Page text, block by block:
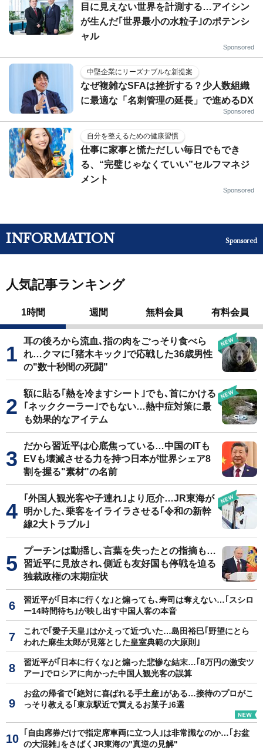
目に見えない世界を計測する…アイシン
が生んだ｢世界最小の水粒子｣のポテンシ
ャル
Sponsored
中堅企業にリーズナブルな新提案
なぜ複雑なSFAは挫折する？少人数組織
に最適な「名刺管理の延長」で進めるDX
Sponsored
自分を整えるための健康習慣
仕事に家事と慌ただしい毎日でもでき
る、“完璧じゃなくていい”セルフマネジ
メント
Sponsored
INFORMATION Sponsored
人気記事ランキング
1時間 週間 無料会員 有料会員
耳の後ろから流血､指の肉をごっそり食べら
れ…クマに｢猪木キック｣で応戦した36歳男性
の"数十秒間の死闘"
額に貼る｢熱を冷ますシート｣でも､首にかける
｢ネッククーラー｣でもない…熱中症対策に最
も効果的なアイテム
だから習近平は心底焦っている…中国のITも
EVも壊滅させる力を持つ日本が世界シェア8
割を握る"素材"の名前
｢外国人観光客や子連れ｣より厄介…JR東海が
明かした､乗客をイライラさせる｢令和の新幹
線2大トラブル｣
プーチンは動揺し､言葉を失ったとの指摘も…
習近平に見放され､側近も友好国も停戦を迫る
独裁政権の末期症状
習近平が｢日本に行くな｣と煽っても､寿司は奪えない…｢スシロ
ー14時間待ち｣が映し出す中国人客の本音
これで｢愛子天皇｣はかえって近づいた…島田裕巳｢野望にとら
われた麻生太郎が見落とした皇室典範の大原則｣
習近平が｢日本に行くな｣と煽った悲惨な結末…｢8万円の激安ツ
アー｣でロシアに向かった中国人観光客の誤算
お盆の帰省で｢絶対に喜ばれる手土産｣がある…接待のプロがこ
っそり教える｢東京駅近で買えるお菓子｣6選
｢自由席券だけで指定席車両に立つ人｣は非常識なのか…｢お盆
の大混雑｣をさばくJR東海の"真逆の見解"